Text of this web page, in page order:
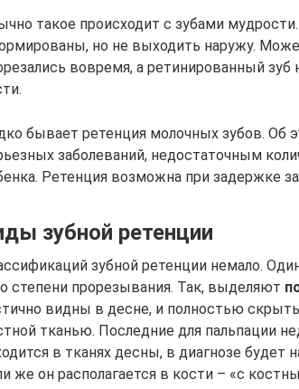
такое происходит с зубами
но не выходить наружу.
вовремя, а ретинированный зуб
бывает ретенция молочных зубов. Об
заболеваний, недостаточным
Ретенция возможна при задержке
зубной ретенции
зубной ретенции немало.
степени прорезывания. Так, выделяют
видны в десне, и полностью
тканью. Последние для пальпации
в тканях десны, в диагнозе
же он располагается в кости – «с